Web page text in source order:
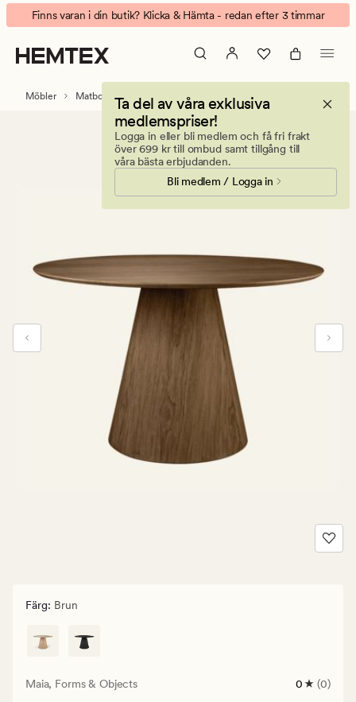
Maia
matbord
brun
Animerad
banner.
Klicka
på
Finns varan i din butik? Klicka & Hämta - redan efter 3 timmar
Ta del av våra exklusiva
medlemspriser!
Logga in eller bli medlem och få fri frakt
över 699 kr till ombud samt tillgång till
våra bästa erbjudanden.
Bli medlem / Logga in
Möbler Matbord
Färg: Brun
Maia, Forms & Objects
0
0 (0)